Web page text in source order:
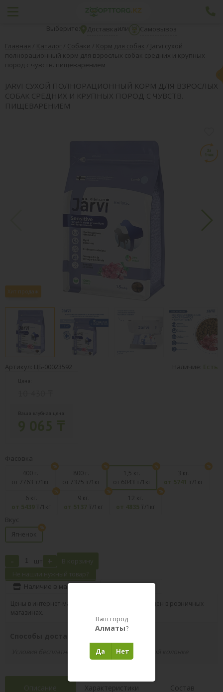
Выберите: Доставкаили
Самовывоз
Главная / Каталог / Собаки / Корм для собак / Jarvi сухой
полнорационный корм для взрослых собак средних и крупных
пород с чувств. пищеварением
JARVI СУХОЙ ПОЛНОРАЦИОННЫЙ КОРМ ДЛЯ ВЗРОСЛЫХ
СОБАК СРЕДНИХ И КРУПНЫХ ПОРОД С ЧУВСТВ.
ПИЩЕВАРЕНИЕМ
Хит продаж
Артикул: ЦБ-00023592 Наличие: Есть
Цена:
Ваша клубная цена:
Фасовка
400 г.
от 7763 ₸/1кг
800 г.
от 7375 ₸/1кг
1,5 кг.
от 6043 ₸/1кг
3 кг.
от 5741 ₸/1кг
6 кг.
от 5439 ₸/1кг
9 кг.
от 5137 ₸/1кг
12 кг.
от 4835 ₸/1кг
Вкус
Ягненок
- шт + В корзину
Не нашли нужный товар?
Наличие в магазинах Поделиться
Цены в интернет-магазине могут отличаться от цен в розничных
магазинах.
Условия бесплатной доставки указаны в правой колонке
Описание Характеристики Состав
Ваш город
Алматы?
Нет
Да